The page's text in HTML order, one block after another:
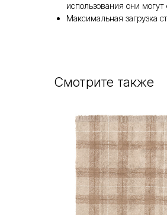
использования они могут
Максимальная загрузка
Смотрите также